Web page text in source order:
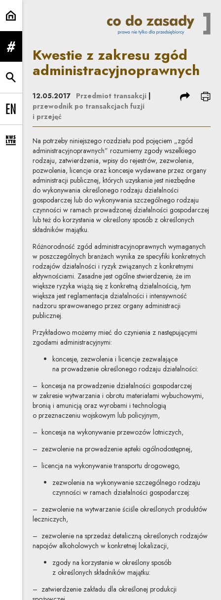
Kwestie z zakresu zgód
rozwiń menu
rozwiń wyszukiwarkę
Change language to EN
rozwiń formularz zapisu na newsletter
Kwestie z zakresu zgód
administracyjnoprawnych
12.05.2017 Przedmiot transakcji
przewodnik po transakcjach fuzji
i przejęć
podziel się
Na potrzeby niniejszego rozdziału pod pojęciem „zgód
administracyjnoprawnych” rozumiemy zgody wszelkiego
rodzaju, zatwierdzenia, wpisy do rejestrów, zezwolenia,
pozwolenia, licencje oraz koncesje wydawane przez organy
administracji publicznej, których uzyskanie jest niezbędne
do wykonywania określonego rodzaju działalności
gospodarczej lub do wykonywania szczególnego rodzaju
czynności w ramach prowadzonej działalności gospodarczej
lub też do korzystania w określony sposób z określonych
składników majątku.
Różnorodność zgód administracyjnoprawnych wymaganych
w poszczególnych branżach wynika ze specyfiki konkretnych
rodzajów działalności i ryzyk związanych z konkretnymi
aktywnościami. Zasadne jest ogólne stwierdzenie, że im
większe ryzyka wiążą się z konkretną działalnością, tym
większa jest reglamentacja działalności i intensywność
nadzoru sprawowanego przez organy administracji
publicznej.
Przykładowo możemy mieć do czynienia z następującymi
zgodami administracyjnymi:
koncesje, zezwolenia i licencje zezwalające
na prowadzenie określonego rodzaju działalności:
– koncesja na prowadzenie działalności gospodarczej
w zakresie wytwarzania i obrotu materiałami wybuchowymi,
bronią i amunicją oraz wyrobami i technologią
o przeznaczeniu wojskowym lub policyjnym,
– koncesja na wykonywanie przewozów lotniczych,
– zezwolenie na prowadzenie apteki ogólnodostępnej,
– licencja na wykonywanie transportu drogowego,
zezwolenia na wykonywanie szczególnego rodzaju
czynności w ramach działalności gospodarczej:
– zezwolenie na wytwarzanie ściśle określonych produktów
leczniczych,
– zezwolenie na sprzedaż detaliczną określonych rodzajów
napojów alkoholowych w konkretnej lokalizacji,
zgody na korzystanie w określony sposób
z określonych składników majątku:
– zatwierdzenie zakładu dla określonej produkcji